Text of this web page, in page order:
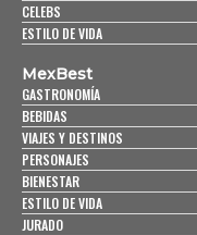
CELEBS
ESTILO DE VIDA
MexBest
GASTRONOMÍA
BEBIDAS
VIAJES Y DESTINOS
PERSONAJES
BIENESTAR
ESTILO DE VIDA
JURADO